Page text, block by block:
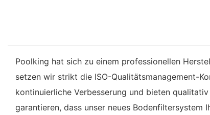
Poolking hat sich zu einem professionellen
setzen wir strikt die ISO-Qualitätsmanagement-
kontinuierliche Verbesserung und bieten
garantieren, dass unser neues